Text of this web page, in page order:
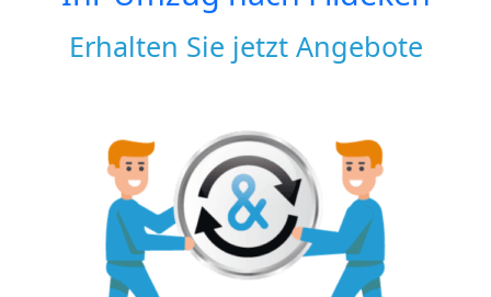
Erhalten Sie jetzt Angebote